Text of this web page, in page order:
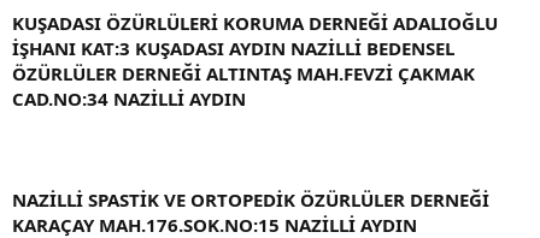
KUŞADASI ÖZÜRLÜLERİ KORUMA DERNEĞİ ADALIOĞLU
İŞHANI KAT:3 KUŞADASI AYDIN NAZİLLİ BEDENSEL
ÖZÜRLÜLER DERNEĞİ ALTINTAŞ MAH.FEVZİ ÇAKMAK
CAD.NO:34 NAZİLLİ AYDIN
NAZİLLİ SPASTİK VE ORTOPEDİK ÖZÜRLÜLER DERNEĞİ
KARAÇAY MAH.176.SOK.NO:15 NAZİLLİ AYDIN